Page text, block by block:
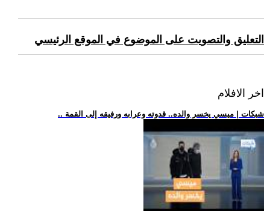
التعليق والتصويت على الموضوع في الموقع الرئيسي
اخر الافلام
.. شبكات | ميسي يخسر والده.. قدوته وعرابه ورفيقه إلى القمة